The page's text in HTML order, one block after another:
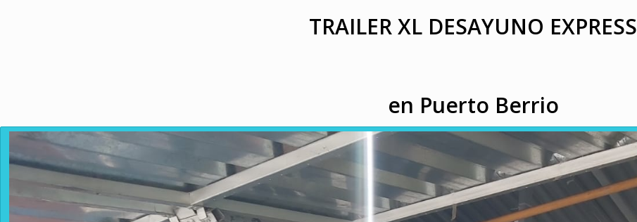
TRAILER XL DESAYUNO EXPRESS
en Puerto Berrio